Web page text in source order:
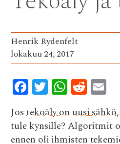
o
k
p
p
Henrik Rydenfelt
lokakuu 24, 2017
F
ac
e
b
T
w
it
te
W
h
at
s
R
e
d
di
m
ai
l
Jostekoäly on uusi sähkö
tule kynsille? Algoritmit
ennen oli ihmisten